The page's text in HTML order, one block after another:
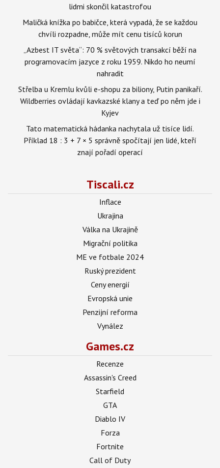
lidmi skončil katastrofou
Maličká knížka po babičce, která vypadá, že se každou
chvíli rozpadne, může mít cenu tisíců korun
„Azbest IT světa“: 70 % světových transakcí běží na
programovacím jazyce z roku 1959. Nikdo ho neumí
nahradit
Střelba u Kremlu kvůli e-shopu za biliony, Putin panikaří.
Wildberries ovládají kavkazské klany a teď po něm jde i
Kyjev
Tato matematická hádanka nachytala už tisíce lidí.
Příklad 18 : 3 + 7 × 5 správně spočítají jen lidé, kteří
znají pořadí operací
Tiscali.cz
Inflace
Ukrajina
Válka na Ukrajině
Migrační politika
ME ve fotbale 2024
Ruský prezident
Ceny energií
Evropská unie
Penzijní reforma
Vynález
Games.cz
Recenze
Assassin's Creed
Starfield
GTA
Diablo IV
Forza
Fortnite
Call of Duty